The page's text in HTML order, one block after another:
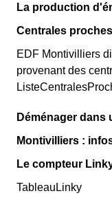
La production
Centrales
EDF Montivilliers
provenant des
Déménager dans
Montivilliers :
Le compteur
TableauLinky